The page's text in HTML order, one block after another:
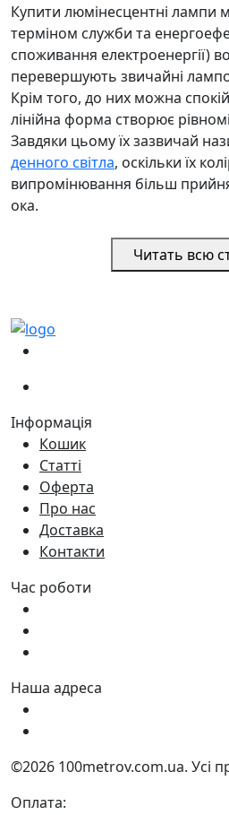
Купити люмінесцентні лампи
терміном служби та
споживання електроенергії)
перевершують звичайні
Крім того, до них можна
лінійна форма створює
Завдяки цьому їх зазвичай
денного світла, оскільки їх
випромінювання більш
ока.
Читать всю
Інформація
Кошик
Статті
Оферта
Про нас
Доставка
Контакти
Час роботи
Наша адреса
©2026 100metrov.com.ua. Усі
Оплата: